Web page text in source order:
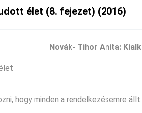
élet (8. fejezet) (2016)
hogy minden a rendelkezésemre